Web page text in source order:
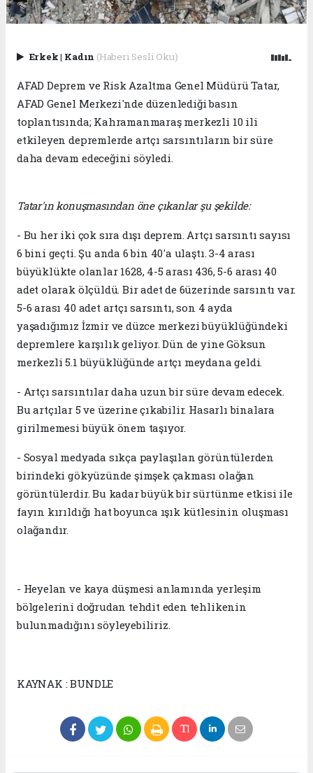
Erkek| Kadın (Haberi Sesli Oku)
AFAD Deprem ve Risk Azaltma Genel Müdürü Tatar,
AFAD Genel Merkezi'nde düzenlediği basın
toplantısında; Kahramanmaraş merkezli 10 ili
etkileyen depremlerde artçı sarsıntıların bir süre
daha devam edeceğini söyledi.
Tatar'ın konuşmasından öne çıkanlar şu şekilde:
- Bu her iki çok sıra dışı deprem. Artçı sarsıntı sayısı
6 bini geçti. Şu anda 6 bin 40'a ulaştı. 3-4 arası
büyüklükte olanlar 1628, 4-5 arası 436, 5-6 arası 40
adet olarak ölçüldü. Bir adet de 6üzerinde sarsıntı var.
5-6 arası 40 adet artçı sarsıntı, son 4 ayda
yaşadığımız İzmir ve düzce merkezi büyüklüğündeki
depremlere karşılık geliyor. Dün de yine Göksun
merkezli 5.1 büyüklüğünde artçı meydana geldi.
- Artçı sarsıntılar daha uzun bir süre devam edecek.
Bu artçılar 5 ve üzerine çıkabilir. Hasarlı binalara
girilmemesi büyük önem taşıyor.
- Sosyal medyada sıkça paylaşılan görüntülerden
birindeki gökyüzünde şimşek çakması olağan
görüntülerdir. Bu kadar büyük bir sürtünme etkisi ile
fayın kırıldığı hat boyunca ışık kütlesinin oluşması
olağandır.
- Heyelan ve kaya düşmesi anlamında yerleşim
bölgelerini doğrudan tehdit eden tehlikenin
bulunmadığını söyleyebiliriz.
KAYNAK : BUNDLE